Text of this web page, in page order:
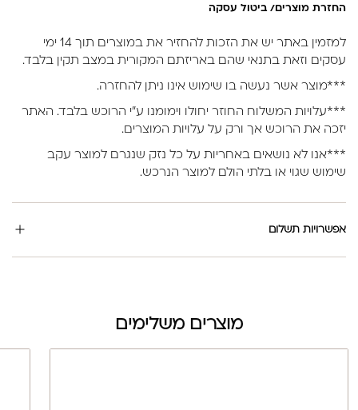
החזרת מוצרים/ ביטול עסקה
למזמין באתר יש את הזכות להחזיר את במוצרים תוך 14 ימי
עסקים וזאת בתנאי שהם באריזתם המקורית במצב תקין בלבד.
***מוצר אשר נעשה בו שימוש אינו ניתן להחזרה.
***עלויות המשלוח החוזר יחולו וימומנו ע”י הרוכש בלבד. האתר
יזכה את הרוכש אך ורק על עלויות המוצרים.
***אנו לא נושאים באחריות על כל נזק שנגרם למוצר עקב
שימוש שגוי או בלתי הולם למוצר הנרכש.
אפשרויות תשלום
מוצרים משלימים